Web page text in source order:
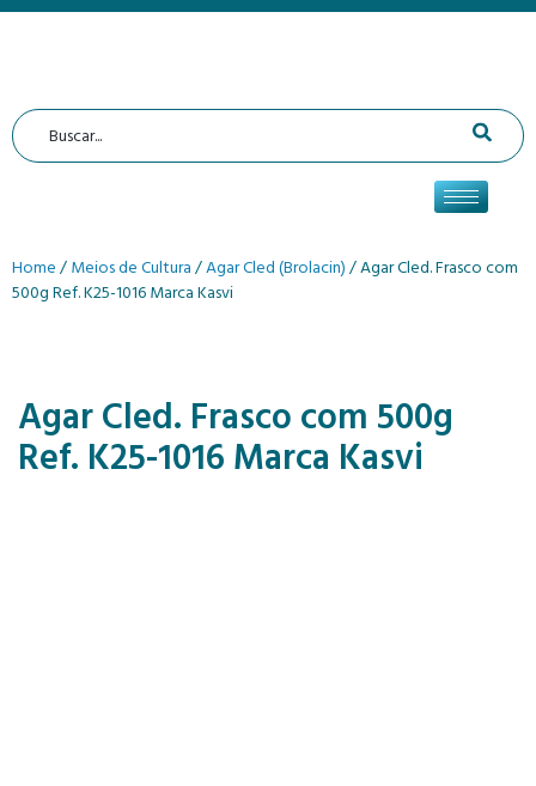
Home/Meios de Cultura/Agar Cled (Brolacin)/ Agar Cled. Frasco com
500g Ref. K25-1016 Marca Kasvi
Agar Cled. Frasco com 500g
Ref. K25-1016 Marca Kasvi